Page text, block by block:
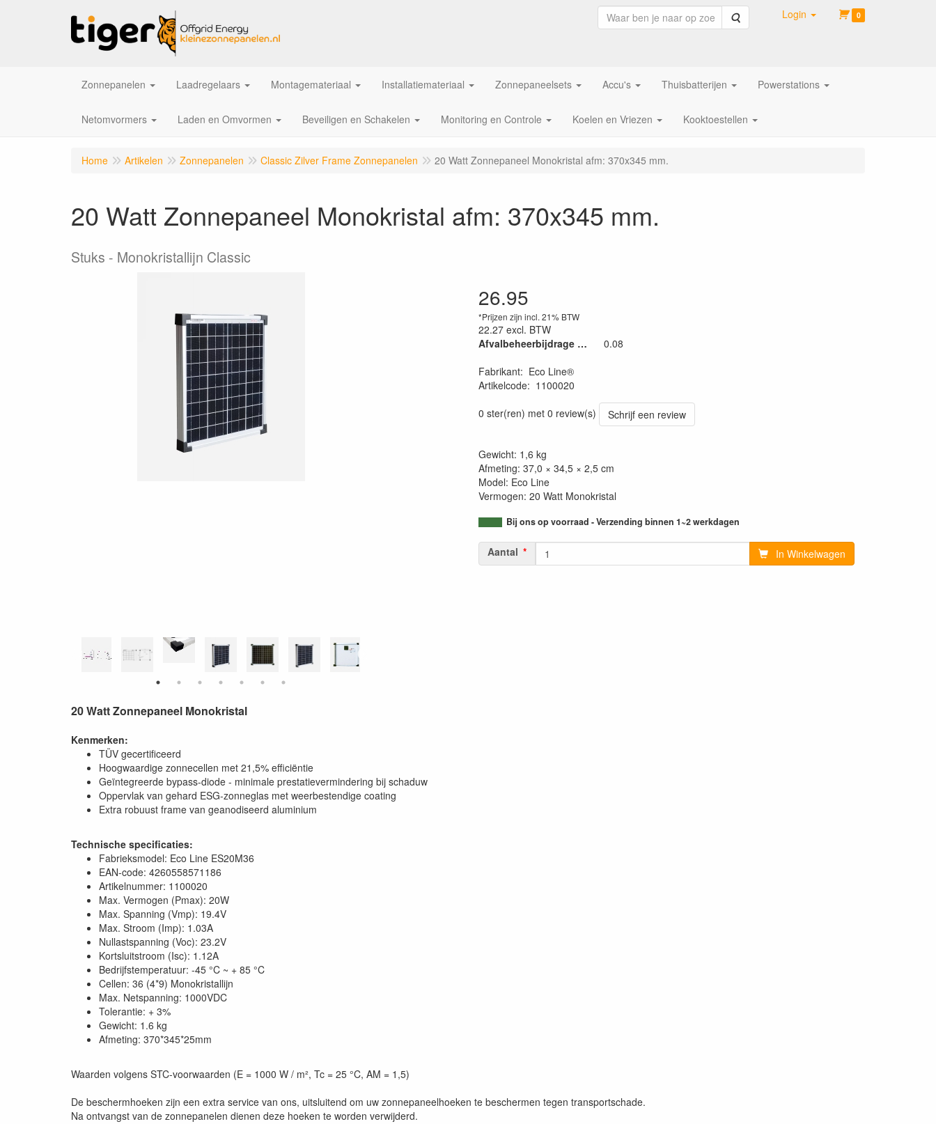
Zoeken Login 0
Zonnepanelen Laadregelaars Montagemateriaal Installatiemateriaal Zonnepaneelsets Accu's Thuisbatterijen Powerstations
Netomvormers Laden en Omvormen Beveiligen en Schakelen Monitoring en Controle Koelen en Vriezen Kooktoestellen
Home Artikelen Zonnepanelen Classic Zilver Frame Zonnepanelen 20 Watt Zonnepaneel Monokristal afm: 370x345 mm.
20 Watt Zonnepaneel Monokristal afm: 370x345 mm.
Stuks Monokristallijn Classic
26.95
*Prijzen zijn incl. 21% BTW
22.27 excl. BTW
Afvalbeheerbijdrage €. 0,04/kg
0.08
Fabrikant: Eco Line®
Artikelcode: 1100020
0 ster(ren) met 0 review(s)
Schrijf een review
Gewicht: 1,6 kg
Afmeting: 37,0 × 34,5 × 2,5 cm
Model: Eco Line
Vermogen: 20 Watt Monokristal
Bij ons op voorraad - Verzending binnen 1~2 werkdagen
Aantal In Winkelwagen
20 Watt Zonnepaneel Monokristal
Kenmerken:
TÜV gecertificeerd
Hoogwaardige zonnecellen met 21,5% efficiëntie
Geïntegreerde bypass-diode - minimale prestatievermindering bij schaduw
Oppervlak van gehard ESG-zonneglas met weerbestendige coating
Extra robuust frame van geanodiseerd aluminium
Technische specificaties:
Fabrieksmodel: Eco Line ES20M36
EAN-code: 4260558571186
Artikelnummer: 1100020
Max. Vermogen (Pmax): 20W
Max. Spanning (Vmp): 19.4V
Max. Stroom (Imp): 1.03A
Nullastspanning (Voc): 23.2V
Kortsluitstroom (Isc): 1.12A
Bedrijfstemperatuur: -45 °C ~ + 85 °C
Cellen: 36 (4*9) Monokristallijn
Max. Netspanning: 1000VDC
Tolerantie: + 3%
Gewicht: 1.6 kg
Afmeting: 370*345*25mm
Waarden volgens STC-voorwaarden (E = 1000 W / m², Tc = 25 °C, AM = 1,5)
De beschermhoeken zijn een extra service van ons, uitsluitend om uw zonnepaneelhoeken te beschermen tegen transportschade.
Na ontvangst van de zonnepanelen dienen deze hoeken te worden verwijderd.